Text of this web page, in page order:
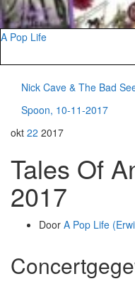
A Pop Life
Nick Cave & The Bad
Spoon, 10-11-2017
okt 22 2017
Tales Of
2017
Door A Pop Life